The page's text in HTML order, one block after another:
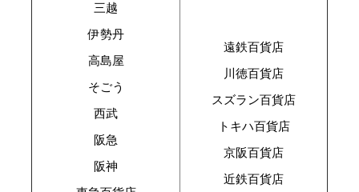
三越
伊勢丹
高島屋
そごう
西武
阪急
阪神
遠鉄百貨店
川徳百貨店
スズラン百貨店
トキハ百貨店
京阪百貨店
近鉄百貨店